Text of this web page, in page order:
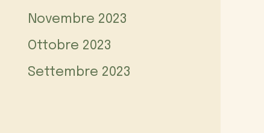
Novembre 2023
Ottobre 2023
Settembre 2023